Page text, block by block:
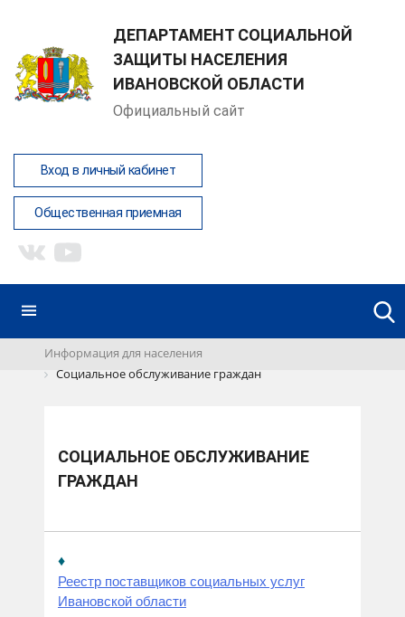
ДЕПАРТАМЕНТ СОЦИАЛЬНОЙ
ЗАЩИТЫ НАСЕЛЕНИЯ
ИВАНОВСКОЙ ОБЛАСТИ
Официальный сайт
Вход в личный кабинет
Общественная приемная
Информация для населения
Социальное обслуживание граждан
СОЦИАЛЬНОЕ ОБСЛУЖИВАНИЕ
ГРАЖДАН
♦
Реестр поставщиков социальных услуг
Ивановской области